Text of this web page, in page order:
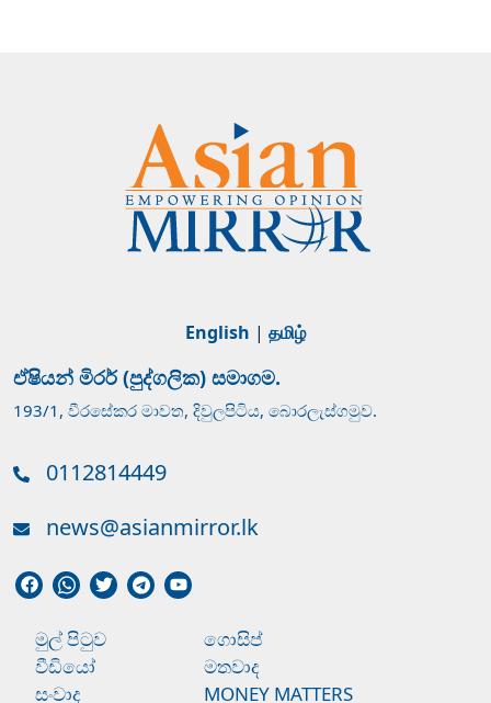
English | தமிழ்
ඒෂියන් මිරර් (පුද්ගලික) සමාගම.
193/1, වීරසේකර මාවත, දිවුලපිටිය, බොරලැස්ගමුව.
0112814449
news@asianmirror.lk
මුල් පිටුව
ගොසිප්
වීඩියෝ
මතවාද
සංවාද
MONEY MATTERS